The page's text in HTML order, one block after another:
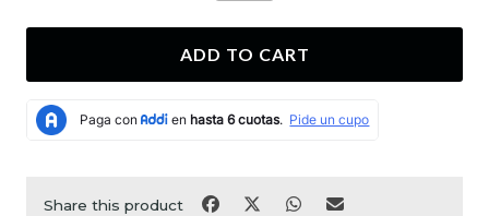
ADD TO CART
Share this product